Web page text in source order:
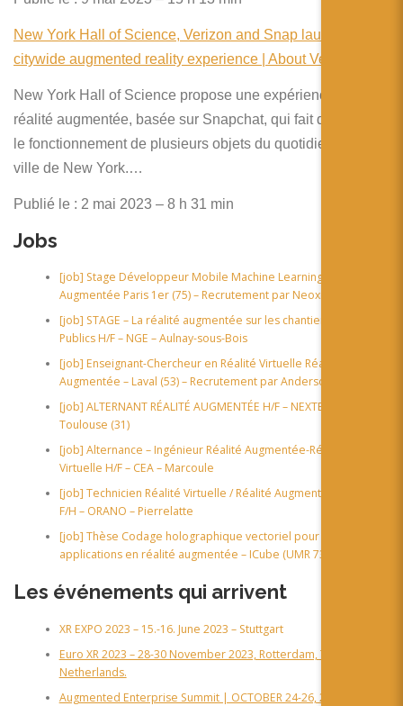
New York Hall of Science, Verizon and Snap launch
citywide augmented reality experience | About Verizon
New York Hall of Science propose une expérience de
réalité augmentée, basée sur Snapchat, qui fait découvrir
le fonctionnement de plusieurs objets du quotidien dans la
ville de New York.…
Publié le : 2 mai 2023 – 8 h 31 min
Jobs
[job] Stage Développeur Mobile Machine Learning & Réalité
Augmentée Paris 1er (75) – Recrutement par Neoxia
[job] STAGE – La réalité augmentée sur les chantiers Travaux
Publics H/F – NGE – Aulnay-sous-Bois
[job] Enseignant-Chercheur en Réalité Virtuelle Réalité
Augmentée – Laval (53) – Recrutement par Anderson RH
[job] ALTERNANT RÉALITÉ AUGMENTÉE H/F – NEXTEAM –
Toulouse (31)
[job] Alternance – Ingénieur Réalité Augmentée-Réalité
Virtuelle H/F – CEA – Marcoule
[job] Technicien Réalité Virtuelle / Réalité Augmentée / Scan3D
F/H – ORANO – Pierrelatte
[job] Thèse Codage holographique vectoriel pour les
applications en réalité augmentée – ICube (UMR 7357) – Illkirch
Les événements qui arrivent
XR EXPO 2023 – 15.-16. June 2023 – Stuttgart
Euro XR 2023 – 28-30 November 2023, Rotterdam, The
Netherlands.
Augmented Enterprise Summit | OCTOBER 24-26, 2023 |